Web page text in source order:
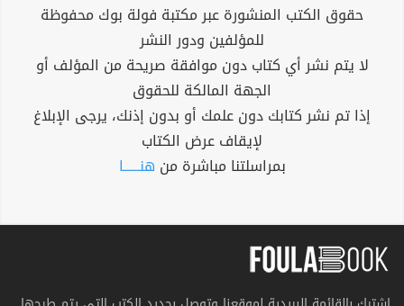
حقوق الكتب المنشورة عبر مكتبة فولة بوك محفوظة
للمؤلفين ودور النشر
لا يتم نشر أي كتاب دون موافقة صريحة من المؤلف أو
الجهة المالكة للحقوق
إذا تم نشر كتابك دون علمك أو بدون إذنك، يرجى الإبلاغ
لإيقاف عرض الكتاب
بمراسلتنا مباشرة من هنــــــا